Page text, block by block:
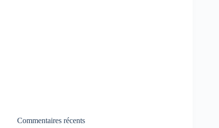
Commentaires récents